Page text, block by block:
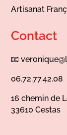
Artisanat
Contact
📧
06.72.77.42.08
16 chemin de
33610 Cestas